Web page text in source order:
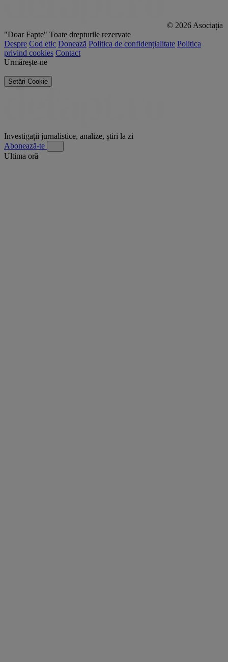
© 2026 Asociația
"Doar Fapte" Toate drepturile rezervate
Despre Cod etic Donează Politica de confidențialitate Politica
privind cookies Contact
Urmărește-ne
Setări Cookie
Investigații jurnalistice, analize, știri la zi
Abonează-te
Ultima oră